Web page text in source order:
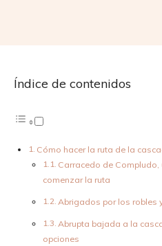
Índice de contenidos
Cómo hacer la ruta de la
Carracedo de
comenzar la ruta
Abrigados por los robles
Abrupta bajada a la
opciones